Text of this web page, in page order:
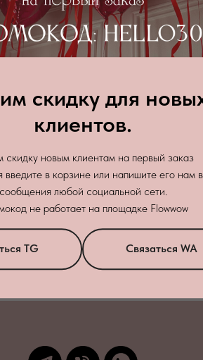
скидку для
клиентов.
скидку новым клиентам на первый заказ
введите в корзине или напишите его нам
сообщения любой социальной сети.
не работает на площадке Flowwow
TG Связаться WA
данныхв соответствии сполитикой